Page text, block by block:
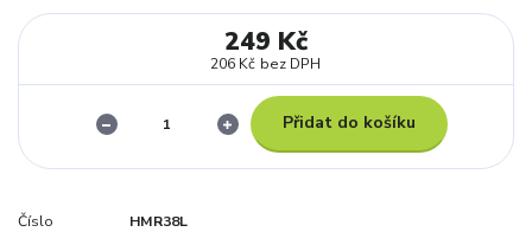
249 Kč
206 Kč bez DPH
Přidat do košíku
Číslo
HMR38L